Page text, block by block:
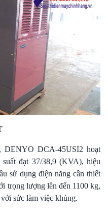
DCA-45USI2 hoạt
đạt 37/38,9 (KVA), hiệu
sử dụng điện năng cần thiết
trọng lượng lên đến 1100 kg,
sức làm việc khủng.